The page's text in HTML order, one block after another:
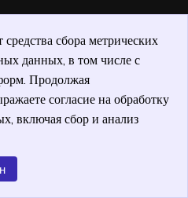
53
службой по надзору в
технологий и массовых
сбора метрических
данных, в том числе с
Продолжая
согласие на обработку
включая сбор и анализ